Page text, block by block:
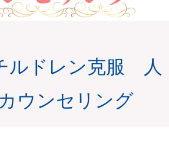
ルドレン克服 人
ウンセリング